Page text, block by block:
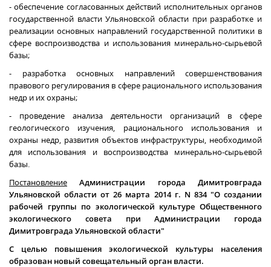
- обеспечение согласованных действий исполнительных органов
государственной власти Ульяновской области при разработке и
реализации основных направлений государственной политики в
сфере воспроизводства и использования минерально-сырьевой
базы;
- разработка основных направлений совершенствования
правового регулирования в сфере рационального использования
недр и их охраны;
- проведение анализа деятельности организаций в сфере
геологического изучения, рационального использования и
охраны недр, развития объектов инфраструктуры, необходимой
для использования и воспроизводства минерально-сырьевой
базы.
Постановление Администрации города Димитровграда
Ульяновской области от 26 марта 2014 г. N 834 "О создании
рабочей группы по экологической культуре Общественного
экологического совета при Администрации города
Димитровграда Ульяновской области"
С целью повышения экологической культуры населения
образован новый совещательный орган власти.